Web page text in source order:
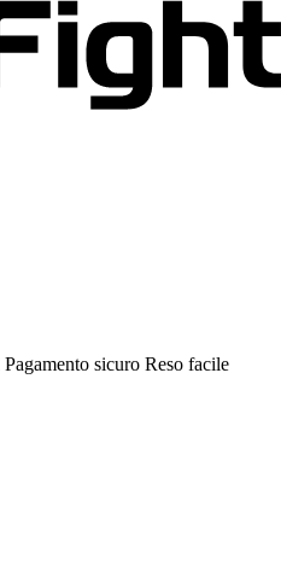
Pagamento sicuro Reso facile